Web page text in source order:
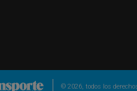
© 2026, todos los